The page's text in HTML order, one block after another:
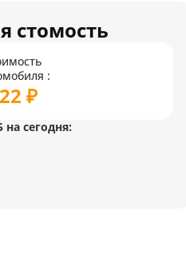
стомость
:
₽
сегодня: